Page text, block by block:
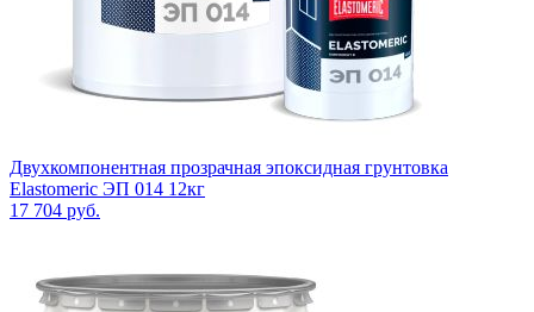
Двухкомпонентная прозрачная эпоксидная грунтовка
Elastomeric ЭП 014 12кг
17 704 руб.